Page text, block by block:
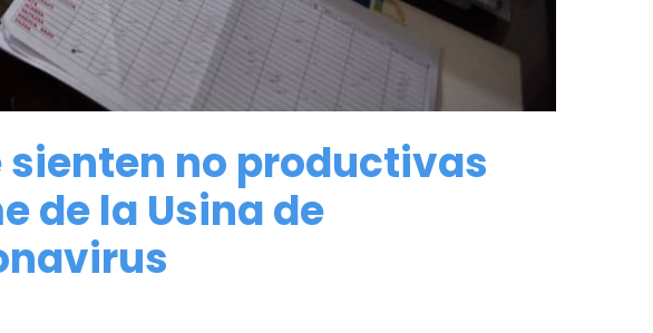
sienten no productivas
de la Usina de